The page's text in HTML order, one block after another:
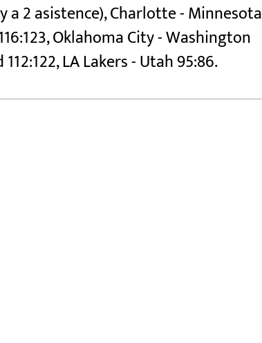
a 2 asistence), Charlotte - Minnesota
Oklahoma City - Washington
LA Lakers - Utah 95:86.